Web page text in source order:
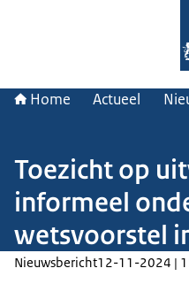
Home Actueel
Toezicht op
informeel
wetsvoorstel
Nieuwsbericht12-11-2024 |